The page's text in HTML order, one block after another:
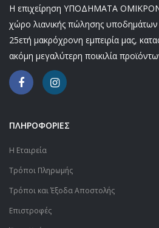
Η επιχείρηση ΥΠΟΔΗΜΑΤΑ ΟΜΙΚΡΟΝ
χώρο λιανικής πώλησης
25ετή μακρόχρονη εμπειρία μας,
ακόμη μεγαλύτερη ποικιλία
ΠΛΗΡΟΦΟΡΙΕΣ
Η Εταιρεία
Τρόποι Πληρωμής
Τρόποι και Έξοδα Αποστολής
Επιστροφές